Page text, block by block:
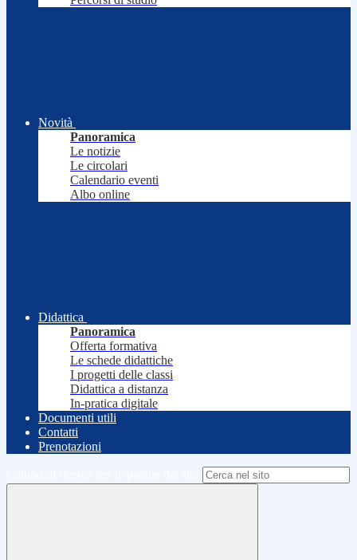
Novità
Panoramica
Le notizie
Le circolari
Calendario eventi
Albo online
Didattica
Panoramica
Offerta formativa
Le schede didattiche
I progetti delle classi
Didattica a distanza
In-pratica digitale
Documenti utili
Contatti
Prenotazioni